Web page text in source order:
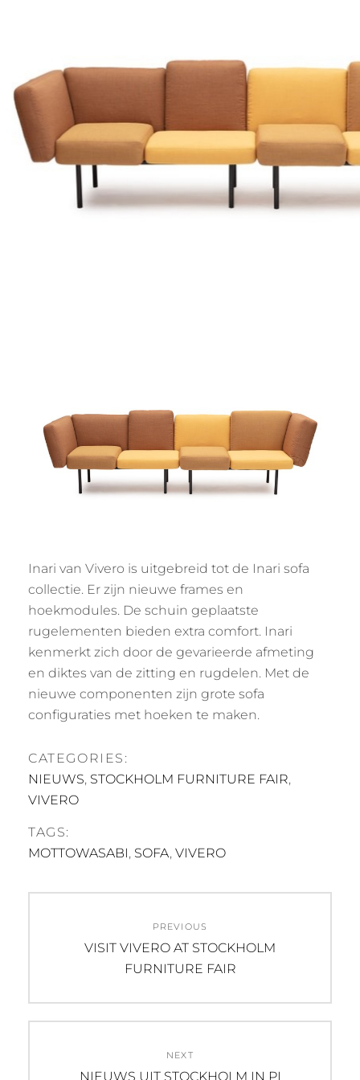
Inari van Vivero is uitgebreid tot de Inari sofa
collectie. Er zijn nieuwe frames en
hoekmodules. De schuin geplaatste
rugelementen bieden extra comfort. Inari
kenmerkt zich door de gevarieerde afmeting
en diktes van de zitting en rugdelen. Met de
nieuwe componenten zijn grote sofa
configuraties met hoeken te maken.
CATEGORIES:
NIEUWS, STOCKHOLM FURNITURE FAIR,
VIVERO
TAGS:
MOTTOWASABI, SOFA, VIVERO
navigation
PREVIOUS
Previous
VISIT VIVERO AT STOCKHOLM
FURNITURE FAIR
NEXT
Next
NIEUWS UIT STOCKHOLM IN PI